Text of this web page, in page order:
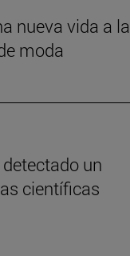
nueva vida a
moda
un
científicas